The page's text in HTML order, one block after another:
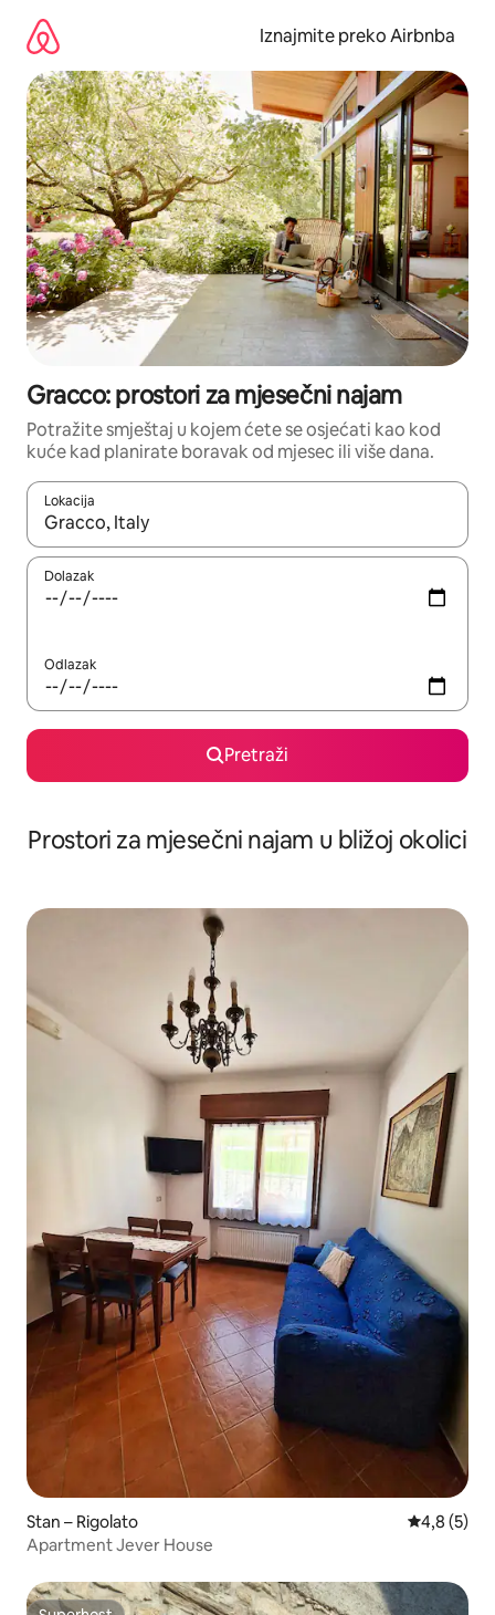
sadržaj
Iznajmite preko Airbnba
Gracco: prostori za mjesečni najam
Potražite smještaj u kojem ćete se osjećati kao kod
kuće kad planirate boravak od mjesec ili više dana.
Lokacija
Kada budu dostupni rezultati, moći ćete ih pregledati
Dolazak
Odlazak
Pretraži
Prostori za mjesečni najam u bližoj okolici
Stan – Rigolato Prosječna
4,8 (5)
Apartment Jever House